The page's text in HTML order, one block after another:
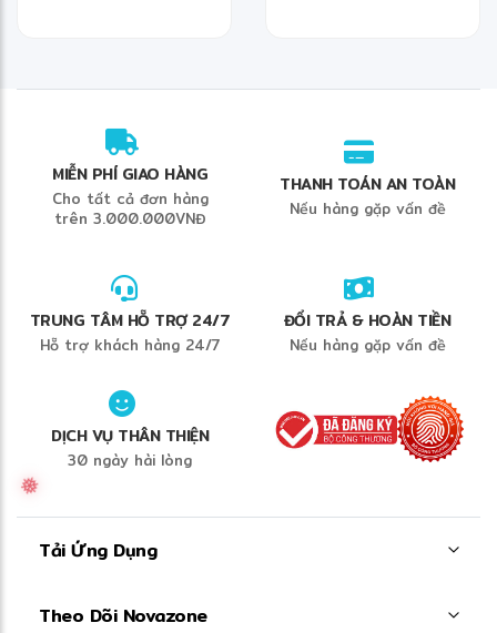
MIỄN PHÍ GIAO HÀNG
Cho tất cả đơn hàng
trên 3.000.000VNĐ
THANH TOÁN AN TOÀN
Nếu hàng gặp vấn đề
TRUNG TÂM HỖ TRỢ 24/7
Hỗ trợ khách hàng 24/7
ĐỔI TRẢ & HOÀN TIỀN
Nếu hàng gặp vấn đề
DỊCH VỤ THÂN THIỆN
30 ngày hài lòng
Tải Ứng Dụng
Theo Dõi Novazone
❆